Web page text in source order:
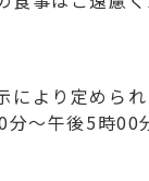
により定めら
分〜午後5時00